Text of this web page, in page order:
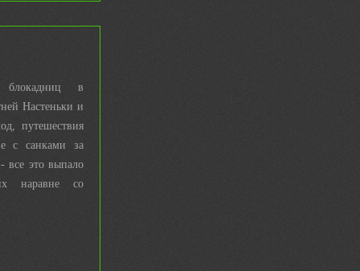
блокадниц в
Настеньки и
путешествия
с санками за
все это выпало
наравне со